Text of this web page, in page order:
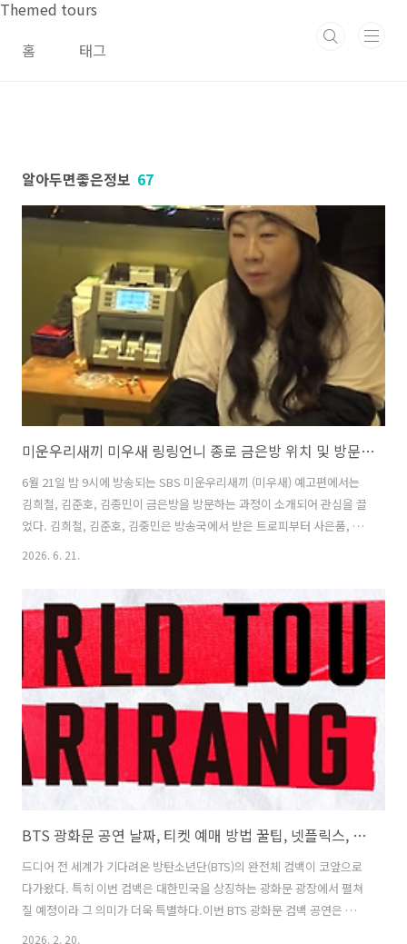
본문 바로가기
Themed tours
홈
태그
알아두면좋은정보 67
미운우리새끼 미우새 링링언니 종로 금은방 위치 및 방문팁 feat. 김희철 금목걸이
6월 21일 밤 9시에 방송되는 SBS 미운우리새끼 (미우새) 예고편에서는
김희철, 김준호, 김종민이 금은방을 방문하는 과정이 소개되어 관심을 끌
었다. 김희철, 김준호, 김중민은 방송국에서 받은 트로피부터 사은품, 그
리고 할아버지께서 주신 금목걸이에 대한 감정을 받으며 희비가 엇갈리
1500만원 상당 그리고 할아버지께서 주신 금목걸이가 상당한 금액이 나
오면서 김희철은 물로 미운우리새끼에 나온 패널들까지 깜짝 놀라게 하
며 궁금증을 자아냈다. 이번 글에서는 미운우리새끼에서 김희철, 김준
호, 김종민이 방문한 종로의 금은방이 어디이고, 이날 이들이 가져온 금
품을 감정한 감정사의 정체가 무엇인지 자세히 알아본다. 1. 미운우리새
끼 미우새..
2026. 6. 21.
BTS 광화문 공연 날짜, 티켓 예매 방법 꿀팁, 넷플릭스, 교통 정보 완벽 정리
드디어 전 세계가 기다려온 방탄소년단(BTS)의 완전체 컴백이 코앞으로
다가왔다. 특히 이번 컴백은 대한민국을 상징하는 광화문 광장에서 펼쳐
질 예정이라 그 의미가 더욱 특별하다.이번 BTS 광화문 컴백 공연은 정규
5집 아리랑(ARIRANG) 발매를 기념하는 자리로, 서울시와 국가유산청의
2026. 2. 20.